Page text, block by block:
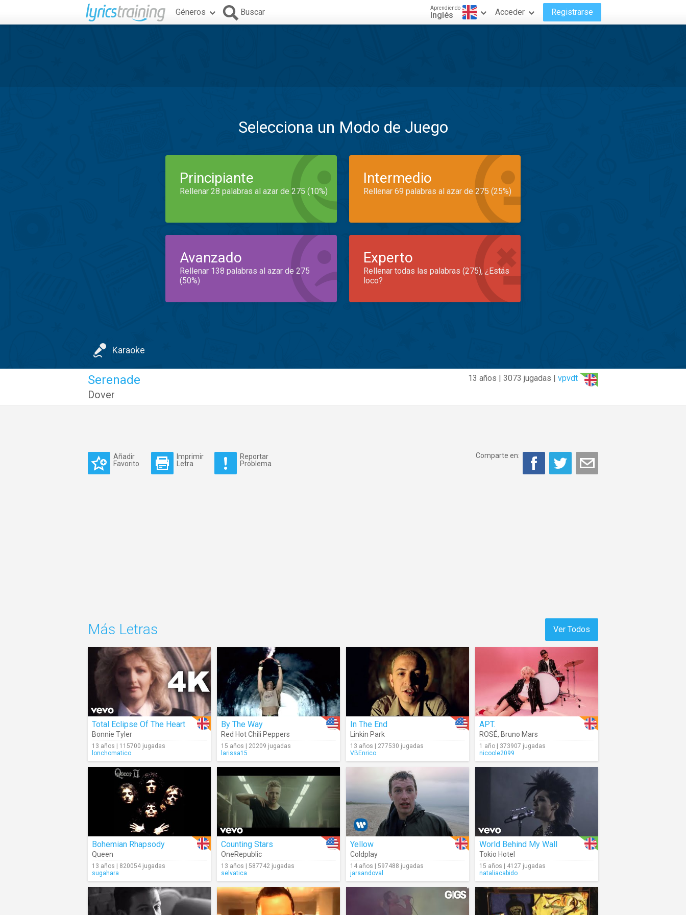
Géneros Buscar Aprendiendo
Inglés Acceder Registrarse
Selecciona un Modo de Juego
Principiante
Rellenar 28 palabras al azar de 275 (10%)
Intermedio
Rellenar 69 palabras al azar de 275 (25%)
Avanzado
Rellenar 138 palabras al azar de 275
(50%)
Experto
Rellenar todas las palabras (275), ¿Estás
loco?
Karaoke
13 años | 3073 jugadas | vpvdt
Serenade
Dover
Añadir
Favorito
Imprimir
Letra
Reportar
Problema
Comparte en:
Ver Todos
Más Letras
Total Eclipse Of The Heart
Bonnie Tyler
13 años | 115700 jugadas
lonchomatico
By The Way
Red Hot Chili Peppers
15 años | 20209 jugadas
larissa15
In The End
Linkin Park
13 años | 277530 jugadas
VBEnrico
APT.
ROSÉ, Bruno Mars
1 año | 373907 jugadas
nicoole2099
Bohemian Rhapsody
Queen
13 años | 820054 jugadas
sugahara
Counting Stars
OneRepublic
13 años | 587742 jugadas
selvatica
Yellow
Coldplay
14 años | 597488 jugadas
jarsandoval
World Behind My Wall
Tokio Hotel
15 años | 4127 jugadas
nataliacabido